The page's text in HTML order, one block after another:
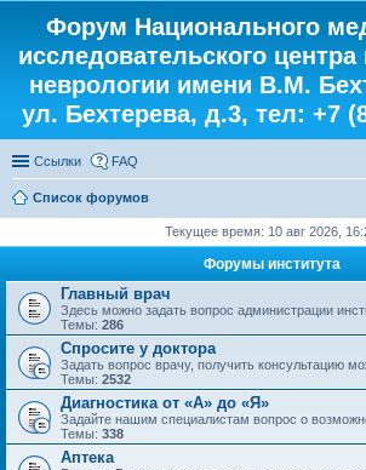
Форум Национального
исследовательского
неврологии имени В.М.
ул. Бехтерева, д.3, тел: +7
Ссылки FAQ
Список форумов
Текущее время: 10 авг 2026,
Форумы института
Главный врач
Здесь можно задать вопрос администрации
Темы: 286
Спросите у доктора
Задать вопрос врачу, получить консультацию
Темы: 2532
Диагностика от «А» до «Я»
Задайте нашим специалистам вопрос о
Темы: 338
Аптека